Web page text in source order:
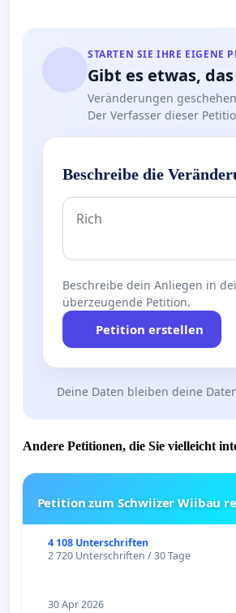
STARTEN SIE IHRE EIGENE
Gibt es etwas,
Veränderungen
Der Verfasser dieser
Beschreibe die
Beschreibe dein Anliegen in
überzeugende Petition.
Petition erstellen
Deine Daten bleiben deine
Andere Petitionen, die Sie vielleicht
Petition zum Schwiizer Wiibau
4 108 Unterschriften
2 720 Unterschriften / 30 Tage
30 Apr 2026